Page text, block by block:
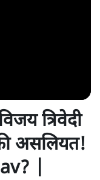
त्रिवेदी
असलियत!
|